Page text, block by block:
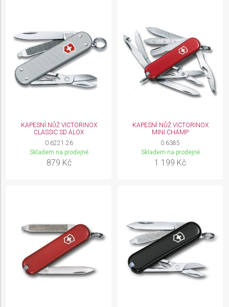
KAPESNÍ NŮŽ VICTORINOX
CLASSIC SD ALOX
0.6221.26
Skladem na prodejně
879 Kč
KAPESNÍ NŮŽ VICTORINOX
MINI CHAMP
0.6385
Skladem na prodejně
1 199 Kč